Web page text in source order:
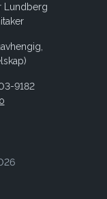
Lundberg
9182